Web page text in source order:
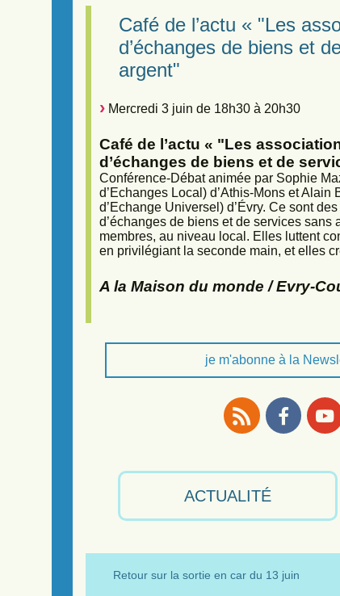
Café de l’actu « "Les
d’échanges de biens et
argent"
Mercredi 3 juin de 18h30 à 20h30
Café de l’actu « "Les
d’échanges de biens et de
Conférence-Débat animée par Sophie
d’Echanges Local) d’Athis-Mons et Alain
d’Echange Universel) d’Évry. Ce sont
d’échanges de biens et de services sans
membres, au niveau local. Elles luttent
en privilégiant la seconde main, et elles
A la Maison du monde / Evry-
je m'abonne à la
ACTUALITÉ
Retour sur la sortie en car du 13 juin